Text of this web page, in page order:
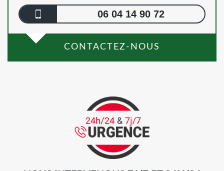
06 04 14 90 72
CONTACTEZ-NOUS